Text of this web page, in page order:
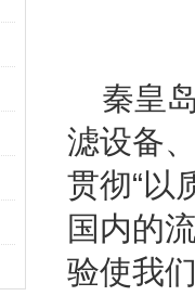
秦皇岛
滤设备
贯彻“以
国内的
验使我